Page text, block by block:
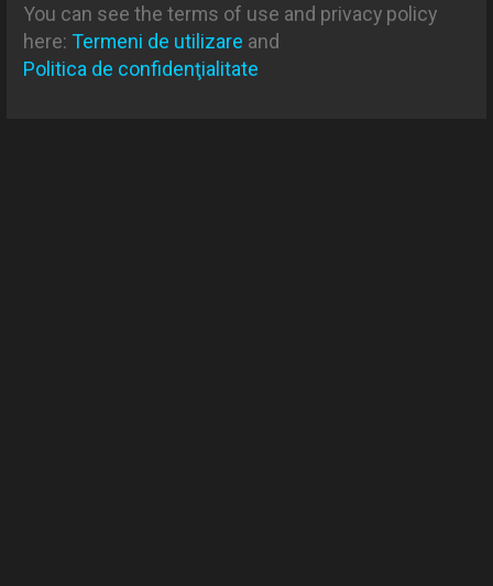
You can see the terms of use and privacy policy
here: Termeni de utilizare and
Politica de confidenţialitate